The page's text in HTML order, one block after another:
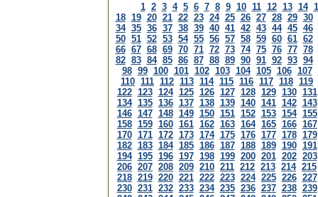
1 2 3 4 5 6 7 8 9 10 11 12 13 14
18 19 20 21 22 23 24 25 26 27 28 29 30
34 35 36 37 38 39 40 41 42 43 44 45 46
50 51 52 53 54 55 56 57 58 59 60 61 62
66 67 68 69 70 71 72 73 74 75 76 77 78
82 83 84 85 86 87 88 89 90 91 92 93 94
98 99 100 101 102 103 104 105 106 107
110 111 112 113 114 115 116 117 118 119
122 123 124 125 126 127 128 129 130 131
134 135 136 137 138 139 140 141 142 143
146 147 148 149 150 151 152 153 154 155
158 159 160 161 162 163 164 165 166 167
170 171 172 173 174 175 176 177 178 179
182 183 184 185 186 187 188 189 190 191
194 195 196 197 198 199 200 201 202 203
206 207 208 209 210 211 212 213 214 215
218 219 220 221 222 223 224 225 226 227
230 231 232 233 234 235 236 237 238 239